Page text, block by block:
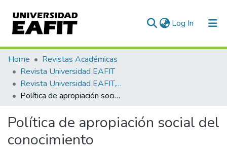
Log In (current)
Communities & Collections
All of DSpace
Statistics
Home
Revistas Académicas
Revista Universidad EAFIT
Revista Universidad EAFIT, Vol. 55, Núm. 176 (2020)
Política de apropiación social del conocimiento
Política de apropiación social del
conocimiento